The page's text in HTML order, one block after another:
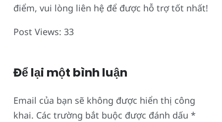
điểm, vui lòng liên hệ để được hỗ trợ tốt nhất!
Post Views: 33
Để lại một bình luận
Email của bạn sẽ không được hiển thị công
khai. Các trường bắt buộc được đánh dấu *